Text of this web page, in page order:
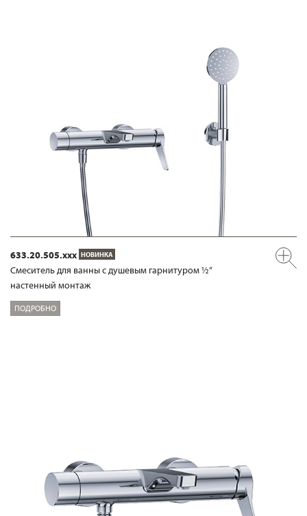
633.20.505.xxx НОВИНКА
Смеситель для ванны с душевым гарнитуром ½“
настенный монтаж
ПОДРОБНО